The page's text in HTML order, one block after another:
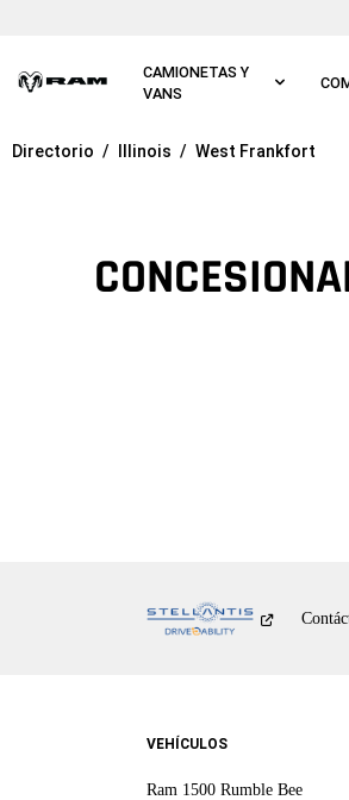
CAMIONETAS Y
VANS
Ir a
Directorio Illinois West Frankfort
VEHÍCULOS
Ram 1500 Rumble Bee